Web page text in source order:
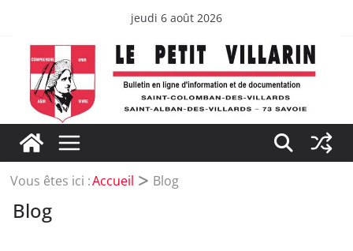
contenu
jeudi 6 août 2026
Vous êtes ici :Accueil Blog
Blog